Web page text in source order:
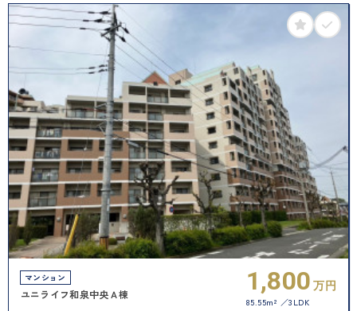
マンション
ユニライフ和泉中央Ａ棟 1,800 万円
85.55m² 3LDK